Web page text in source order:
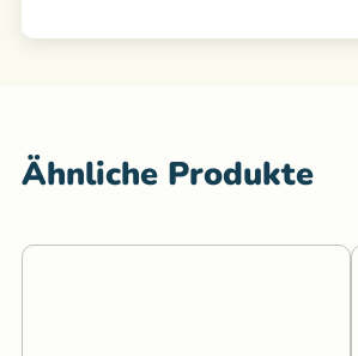
Ähnliche Produkte